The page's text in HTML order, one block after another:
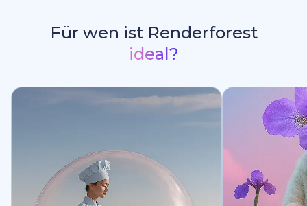
Für wen ist Renderforest
ideal?